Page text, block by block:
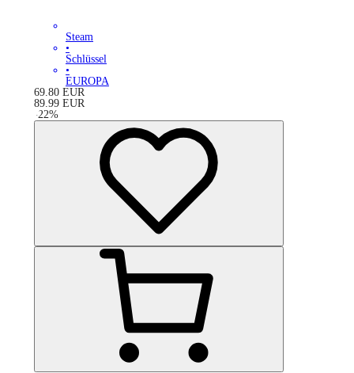
Steam
•
Schlüssel
•
EUROPA
69.80 EUR
89.99 EUR
-22%